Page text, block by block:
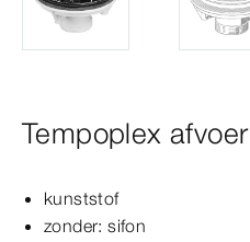
Tempoplex afvoer
kunststof
zonder: sifon